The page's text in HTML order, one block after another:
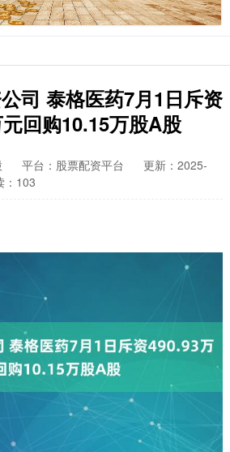
司 泰格医药7月1日斥资
回购10.15万股A股
平台：股票配资平台
更新：2025-
：103